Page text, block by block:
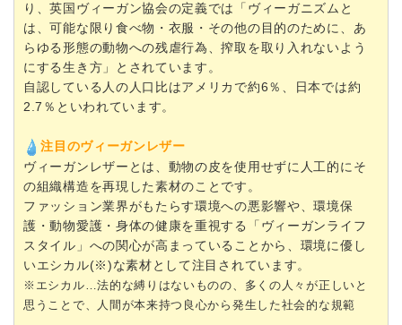
り、英国ヴィーガン協会の定義では「ヴィーガニズムと
は、可能な限り食べ物・衣服・その他の目的のために、あ
らゆる形態の動物への残虐行為、搾取を取り入れないよう
にする生き方」とされています。
自認している人の人口比はアメリカで約6％、日本では約
2.7％といわれています。
注目のヴィーガンレザー
ヴィーガンレザーとは、動物の皮を使用せずに人工的にそ
の組織構造を再現した素材のことです。
ファッション業界がもたらす環境への悪影響や、環境保
護・動物愛護・身体の健康を重視する「ヴィーガンライフ
スタイル」への関心が高まっていることから、環境に優し
いエシカル(※)な素材として注目されています。
※エシカル…法的な縛りはないものの、多くの人々が正しいと
思うことで、人間が本来持つ良心から発生した社会的な規範